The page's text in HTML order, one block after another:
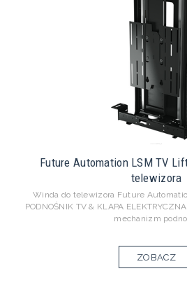
Future Automation LSM TV
telewizora
Winda do telewizora Future
PODNOŚNIK TV & KLAPA
mechanizm
ZOBACZ